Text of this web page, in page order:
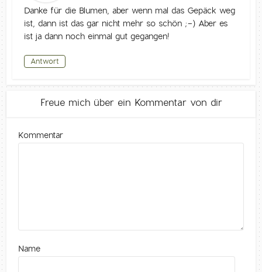
Danke für die Blumen, aber wenn mal das Gepäck weg
ist, dann ist das gar nicht mehr so schön ;-) Aber es
ist ja dann noch einmal gut gegangen!
Antwort
Freue mich über ein Kommentar von dir
Kommentar
Name